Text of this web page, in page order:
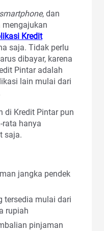
smartphone, dan
mengajukan
Kredit
saja. Tidak perlu
dibayar, karena
Pintar adalah
lain mulai dari
di Kredit Pintar pun
rata hanya
saja.
jangka pendek
tersedia mulai dari
rupiah
pinjaman